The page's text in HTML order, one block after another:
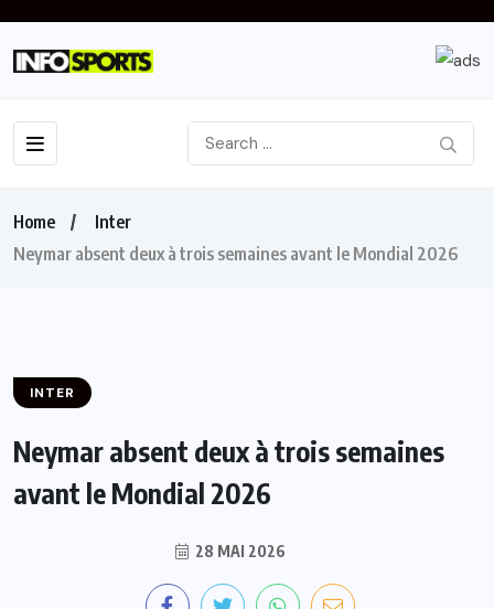
Home
Inter
Neymar absent deux à trois semaines avant le Mondial 2026
INTER
Neymar absent deux à trois semaines
avant le Mondial 2026
28 MAI 2026